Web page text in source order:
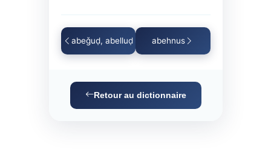
abeǧuḍ, abelluḍ abehnus
Retour au dictionnaire